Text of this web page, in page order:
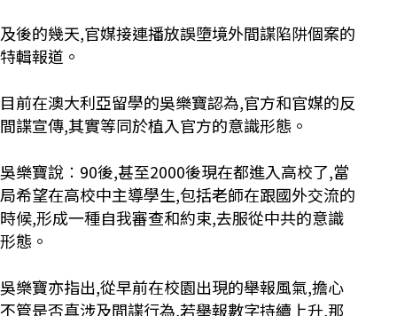
及後的幾天,官媒接連播放誤墮境外間諜陷阱個案的
特輯報道。
目前在澳大利亞留學的吳樂寶認為,官方和官媒的反
間諜宣傳,其實等同於植入官方的意識形態。
吳樂寶說︰90後,甚至2000後現在都進入高校了,當
局希望在高校中主導學生,包括老師在跟國外交流的
時候,形成一種自我審查和約束,去服從中共的意識
形態。
吳樂寶亦指出,從早前在校園出現的舉報風氣,擔心
不管是否真涉及間諜行為,若舉報數字持續上升,那